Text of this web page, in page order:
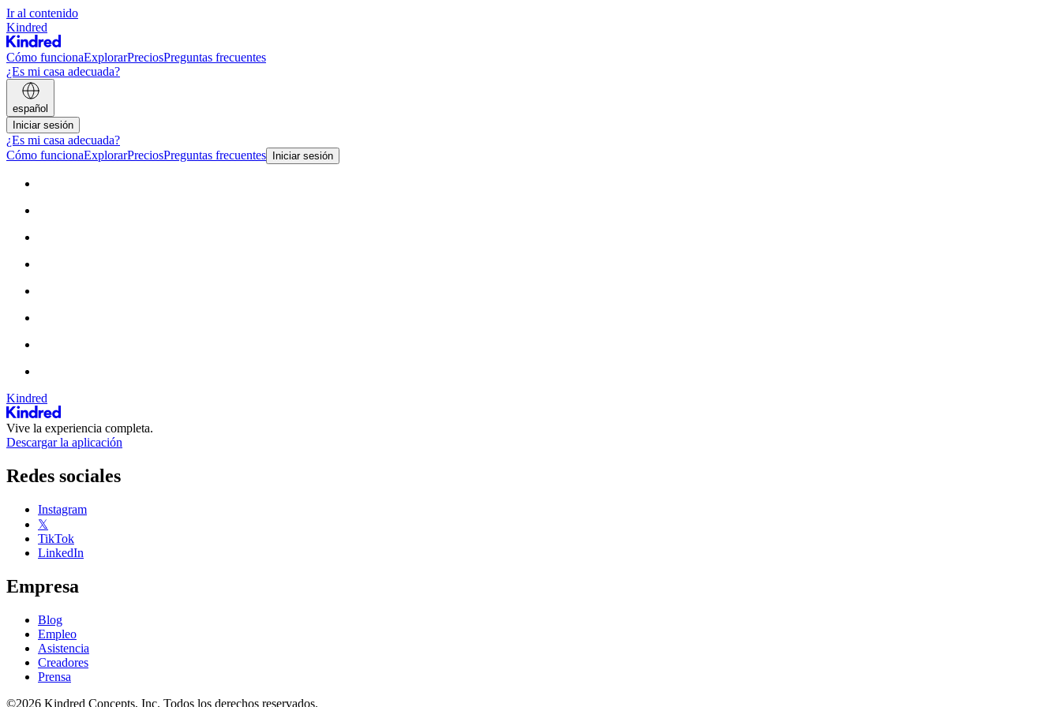
Ir al contenido
Kindred
Cómo funcionaExplorarPreciosPreguntas frecuentes
¿Es mi casa adecuada?
español
Iniciar sesión
¿Es mi casa adecuada?
Cómo funcionaExplorarPreciosPreguntas frecuentes Iniciar sesión
Kindred
Vive la experiencia completa.
Descargar la aplicación
Redes sociales
Instagram
𝕏
TikTok
LinkedIn
Empresa
Blog
Empleo
Asistencia
Creadores
Prensa
©2026 Kindred Concepts, Inc. Todos los derechos reservados.